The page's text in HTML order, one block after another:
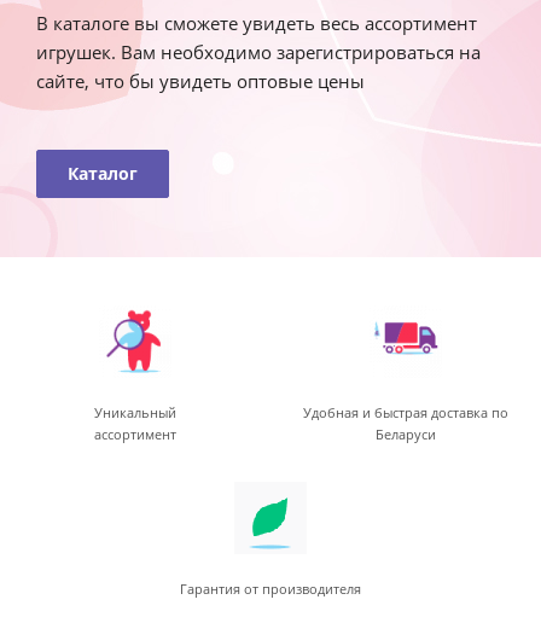
В каталоге вы сможете увидеть весь ассортимент
игрушек. Вам необходимо зарегистрироваться на
сайте, что бы увидеть оптовые цены
Каталог
Уникальный
ассортимент
Удобная и быстрая доставка по
Беларуси
Гарантия от производителя